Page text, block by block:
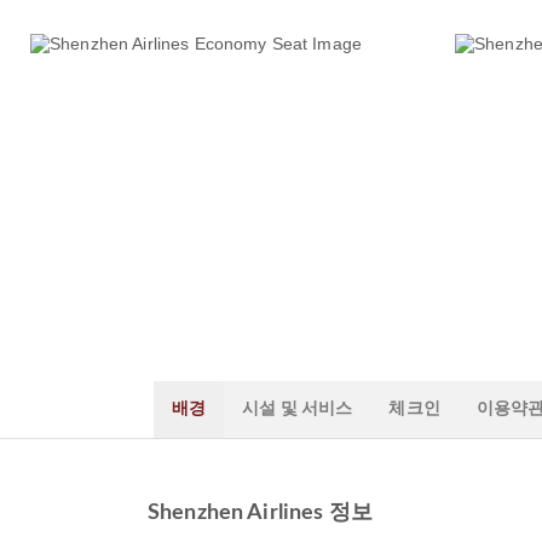
배경 시설 및 서비스 체크인 이용약
Shenzhen Airlines 정보